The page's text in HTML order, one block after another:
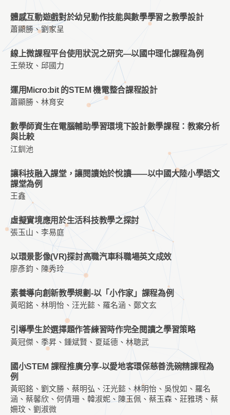
體感互動遊戲對於幼兒動作技能與數學學習之教學設計
蕭顯勝、劉家呈
線上微課程平台使用狀況之研究—以國中理化課程為例
王榮玫、邱國力
運用Micro:bit 的STEM 機電整合課程設計
蕭顯勝、林育安
數學師資生在電腦輔助學習環境下設計數學課程：教案分析
與比較
江釧池
讓科技融⼊課堂，讓閱讀始於悅讀——以中國⼤陸小學語⽂
課堂為例
王鑫
虛擬實境應用於生活科技教學之探討
張玉山、李易庭
以環景影像(VR)探討高職汽車科職場英文成效
廖彥鈞、陳秀玲
素養導向創新教學規劃-以「小作家」課程為例
黃昭銘、林明怡、汪光懿、羅名涵、鄭文玄
引導學生於選擇題作答練習時作完全閱讀之學習策略
黃冠傑、季昇、鍾斌賢、夏延德、林聰武
國小STEM 課程推廣分享-以愛地客環保慈善洗碗精課程為
例
黃昭銘、劉文勝、蔡明弘、汪光懿、林明怡、吳悅如、羅名
涵、蔡馨欣、何倩珊、韓淑妮、陳玉佩、蔡玉森、莊雅琇、蔡
姍玟、劉淑微